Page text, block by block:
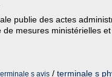
publie des actes
mesures ministérielles
s avis / terminale s